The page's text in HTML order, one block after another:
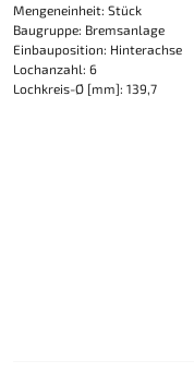
Mengeneinheit: Stück
Baugruppe: Bremsanlage
Einbauposition: Hinterachse
Lochanzahl: 6
Lochkreis-Ø [mm]: 139,7